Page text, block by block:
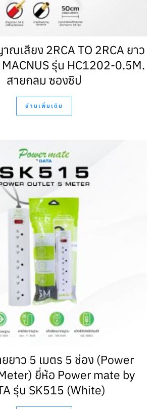
เสียง 2RCA TO 2RCA ยาว
รุ่น HC1202-0.5M.
สายกลม ซองซิป
อ่านเพิ่มเติม
ยาว 5 เมตร 5 ช่อง (Power
ยี่ห้อ Power mate by
รุ่น SK515 (White)